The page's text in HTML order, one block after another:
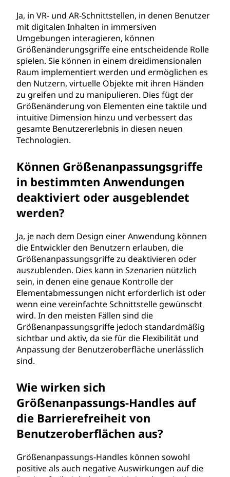
Ja, in VR- und AR-Schnittstellen, in denen Benutzer
mit digitalen Inhalten in immersiven
Umgebungen interagieren, können
Größenänderungsgriffe eine entscheidende Rolle
spielen. Sie können in einem dreidimensionalen
Raum implementiert werden und ermöglichen es
den Nutzern, virtuelle Objekte mit ihren Händen
zu greifen und zu manipulieren. Dies fügt der
Größenänderung von Elementen eine taktile und
intuitive Dimension hinzu und verbessert das
gesamte Benutzererlebnis in diesen neuen
Technologien.
Können Größenanpassungsgriffe
in bestimmten Anwendungen
deaktiviert oder ausgeblendet
werden?
Ja, je nach dem Design einer Anwendung können
die Entwickler den Benutzern erlauben, die
Größenanpassungsgriffe zu deaktivieren oder
auszublenden. Dies kann in Szenarien nützlich
sein, in denen eine genaue Kontrolle der
Elementabmessungen nicht erforderlich ist oder
wenn eine vereinfachte Schnittstelle gewünscht
wird. In den meisten Fällen sind die
Größenanpassungsgriffe jedoch standardmäßig
sichtbar und aktiv, da sie für die Flexibilität und
Anpassung der Benutzeroberfläche unerlässlich
sind.
Wie wirken sich
Größenanpassungs-Handles auf
die Barrierefreiheit von
Benutzeroberflächen aus?
Größenanpassungs-Handles können sowohl
positive als auch negative Auswirkungen auf die